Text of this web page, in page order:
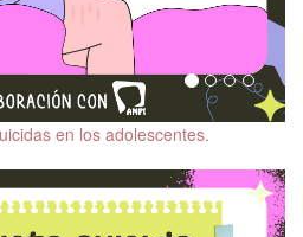
en los adolescentes.